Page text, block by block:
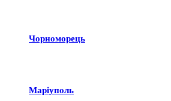
Чорноморець
Маріуполь